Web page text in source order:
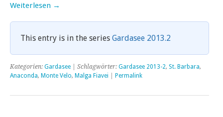
Weiterlesen →
This entry is in the series Gardasee 2013.2
Kategorien: Gardasee | Schlagwörter: Gardasee 2013-2, St. Barbara,
Anaconda, Monte Velo, Malga Fiavei Permalink